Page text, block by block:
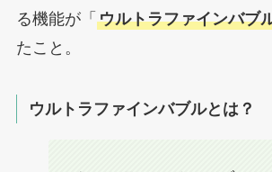
る機能が「 ウルトラファインバブ
たこと。
ウルトラファインバブルとは？